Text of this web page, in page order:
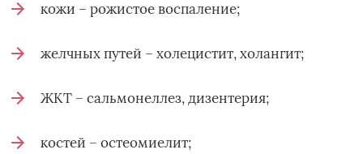
кожи – рожистое воспаление;
желчных путей – холецистит, холангит;
ЖКТ – сальмонеллез, дизентерия;
костей – остеомиелит;